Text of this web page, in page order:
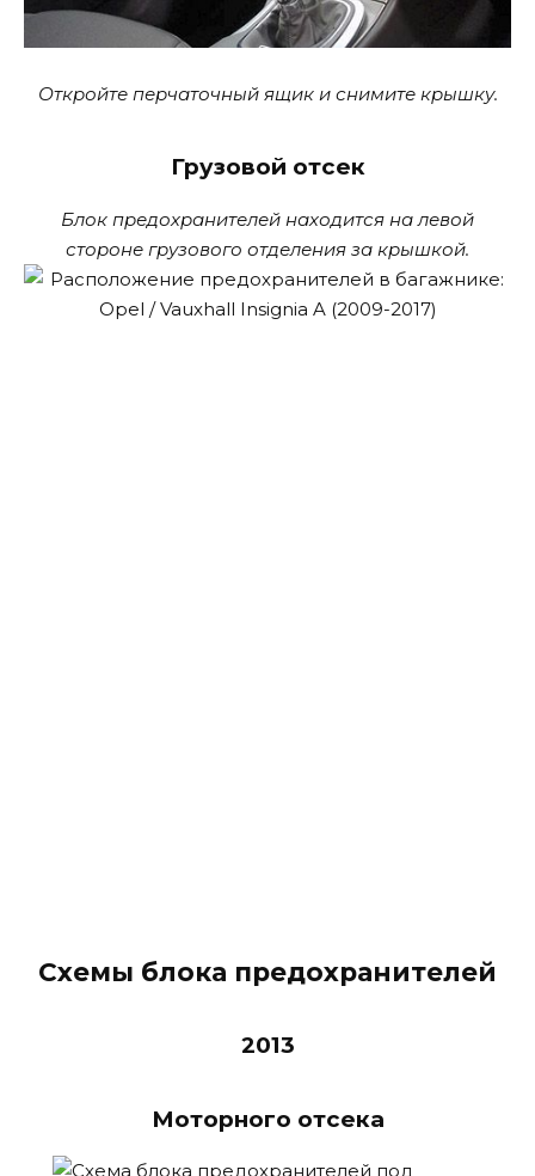
Откройте перчаточный ящик и снимите крышку.
Грузовой отсек
Блок предохранителей находится на левой
стороне грузового отделения за крышкой.
Схемы блока предохранителей
2013
Моторного отсека